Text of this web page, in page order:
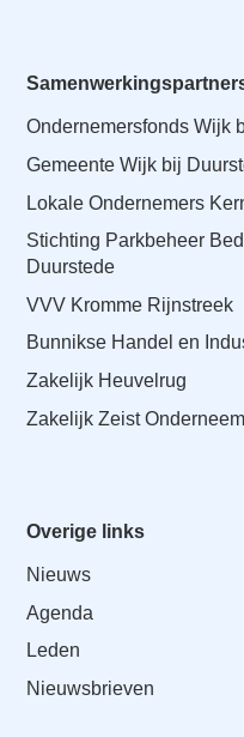
Ondernemersfonds Wijk
Gemeente Wijk bij
Lokale Ondernemers
Stichting Parkbeheer
Duurstede
VVV Kromme Rijnstreek
Bunnikse Handel en
Zakelijk Heuvelrug
Zakelijk Zeist
Overige links
Nieuws
Agenda
Leden
Nieuwsbrieven